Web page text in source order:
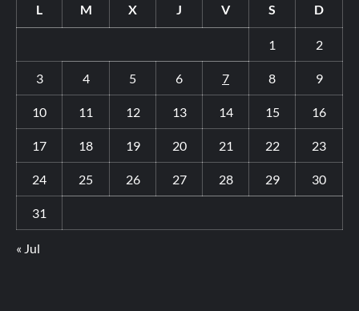
L M X J V S D
1 2
3 4 5 6 7 8 9
10 11 12 13 14 15 16
17 18 19 20 21 22 23
24 25 26 27 28 29 30
31
« Jul